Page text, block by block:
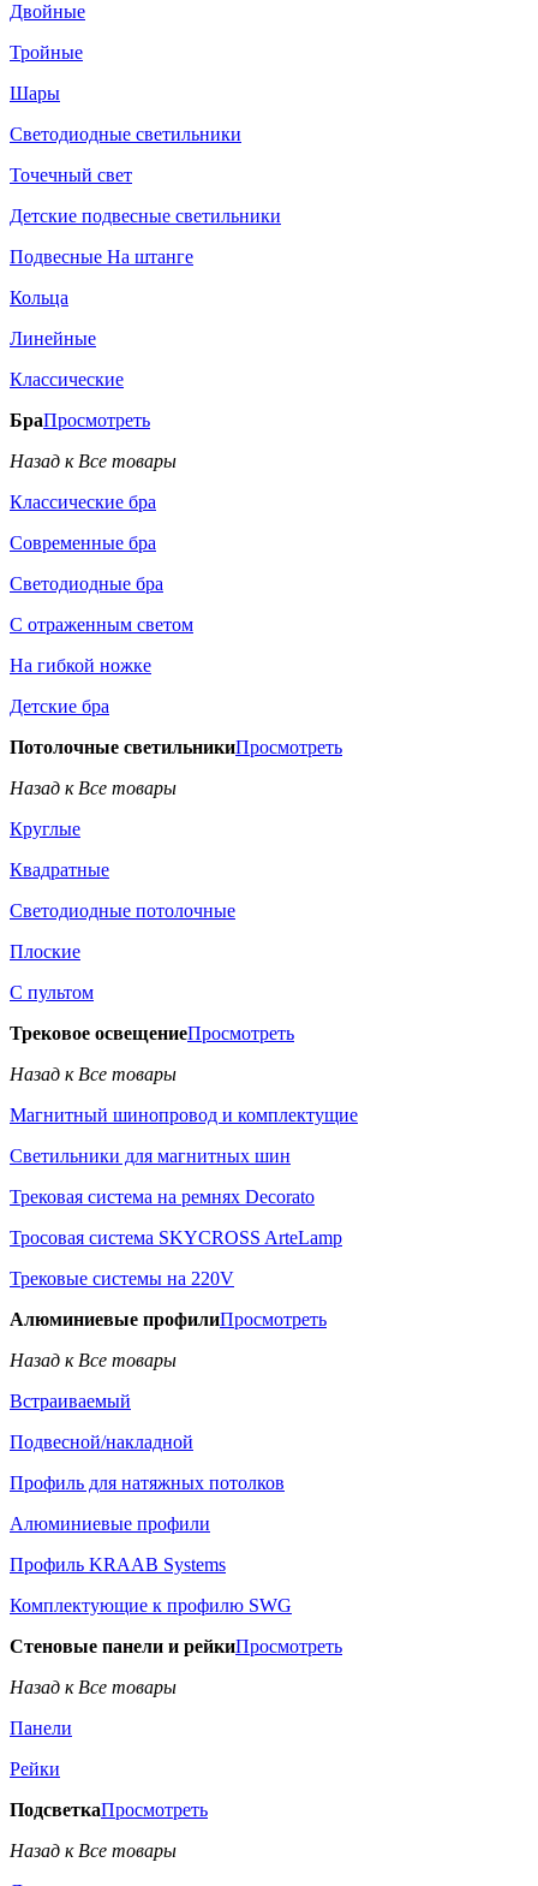
Двойные
Тройные
Шары
Светодиодные светильники
Точечный свет
Детские подвесные светильники
Подвесные На штанге
Кольца
Линейные
Классические
БраПросмотреть
Назад к Все товары
Классические бра
Современные бра
Светодиодные бра
С отраженным светом
На гибкой ножке
Детские бра
Потолочные светильникиПросмотреть
Назад к Все товары
Круглые
Квадратные
Светодиодные потолочные
Плоские
С пультом
Трековое освещениеПросмотреть
Назад к Все товары
Магнитный шинопровод и комплектущие
Светильники для магнитных шин
Трековая система на ремнях Decorato
Тросовая система SKYCROSS ArteLamp
Трековые системы на 220V
Алюминиевые профилиПросмотреть
Назад к Все товары
Встраиваемый
Подвесной/накладной
Профиль для натяжных потолков
Алюминиевые профили
Профиль KRAAB Systems
Комплектующие к профилю SWG
Стеновые панели и рейкиПросмотреть
Назад к Все товары
Панели
Рейки
ПодсветкаПросмотреть
Назад к Все товары